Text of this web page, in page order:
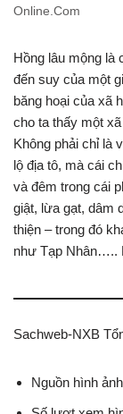
Online.Com
Hồng lâu mộng là
đến suy của một
băng hoại của xã
cho ta thấy một
Không phải chỉ là
lộ địa tô, mà cái
và đêm trong cái
giật, lừa gạt, dâm
thiện – trong đó
như Tạp Nhân…..
Sachweb-NXB
Nguồn hình